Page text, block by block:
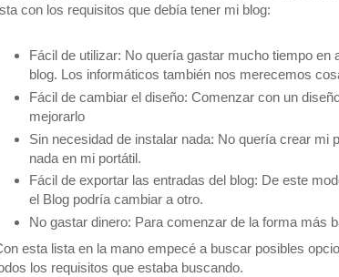
con los requisitos que debía tener mi blog:
Fácil de utilizar: No quería gastar mucho tiempo en
blog. Los informáticos también nos merecemos
Fácil de cambiar el diseño: Comenzar con un
mejorarlo
Sin necesidad de instalar nada: No quería crear mi
nada en mi portátil.
Fácil de exportar las entradas del blog: De este
el Blog podría cambiar a otro.
No gastar dinero: Para comenzar de la forma más
esta lista en la mano empecé a buscar posibles
los requisitos que estaba buscando.